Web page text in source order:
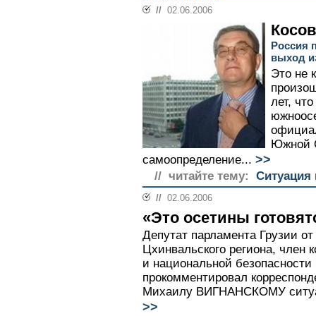
// 02.06.2006
Россия
выход
Это не
лет,
Южной
самоопределение... >>
// читайте тему: Ситуация
// 02.06.2006
«Это осетины
Депутат парламента Грузии от
Цхинвальского региона, член
и национальной
прокомментировал
Михаилу ВИГНАНСКОМУ
>>